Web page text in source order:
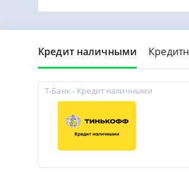
Кредит наличными
Т-Банк - Кредит наличными